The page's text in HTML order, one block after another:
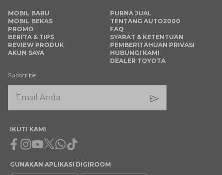
MOBIL BARU
MOBIL BEKAS
PROMO
BERITA & TIPS
REVIEW PRODUK
AKUN SAYA
PURNA JUAL
TENTANG AUTO2000
FAQ
SYARAT & KETENTUAN
PEMBERITAHUAN PRIVASI
HUBUNGI KAMI
DEALER TOYOTA
Subscribe
IKUTI KAMI
Facebook
Instagram
Youtube
X Whatsapp
Tiktok
GUNAKAN APLIKASI DIGIROOM